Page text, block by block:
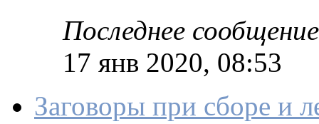
Последнее сообщение
17 янв 2020, 08:53
Заговоры при сборе и